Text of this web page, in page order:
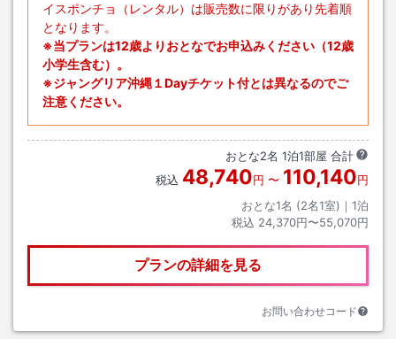
イスポンチョ（レンタル）は販売数に限りがあり先着順
となります。
※当プランは12歳よりおとなでお申込みください（12歳
小学生含む）。
※ジャングリア沖縄１Dayチケット付とは異なるのでご
注意ください。
おとな2名 1泊1部屋 合計
税込 48,740円 〜 110,140円
おとな1名 (2名1室)｜ 1泊
税込 24,370円〜55,070円
プランの詳細を見る
お問い合わせコード